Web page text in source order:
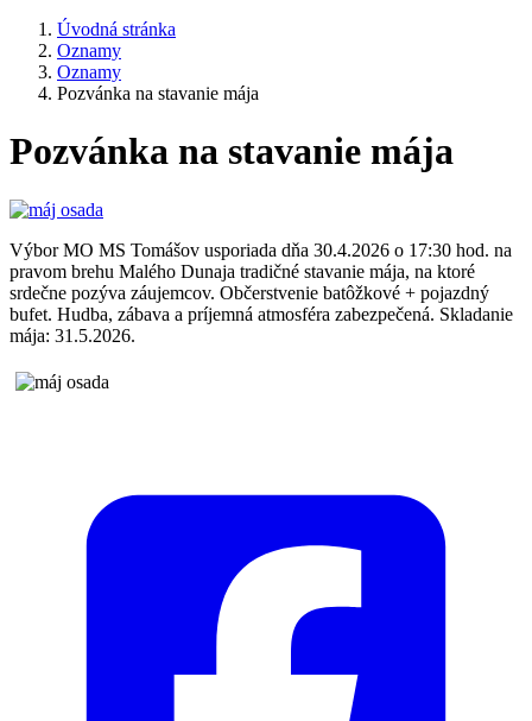
Úvodná stránka
Oznamy
Oznamy
Pozvánka na stavanie mája
Pozvánka na stavanie mája
Výbor MO MS Tomášov usporiada dňa 30.4.2026 o 17:30 hod. na
pravom brehu Malého Dunaja tradičné stavanie mája, na ktoré
srdečne pozýva záujemcov. Občerstvenie batôžkové + pojazdný
bufet. Hudba, zábava a príjemná atmosféra zabezpečená. Skladanie
mája: 31.5.2026.